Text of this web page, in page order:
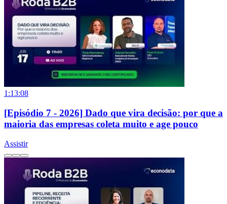
1:13:08
[Episódio 7 - 2026] Dado que vira decisão: por que a
maioria das empresas coleta muito e age pouco
Assistir